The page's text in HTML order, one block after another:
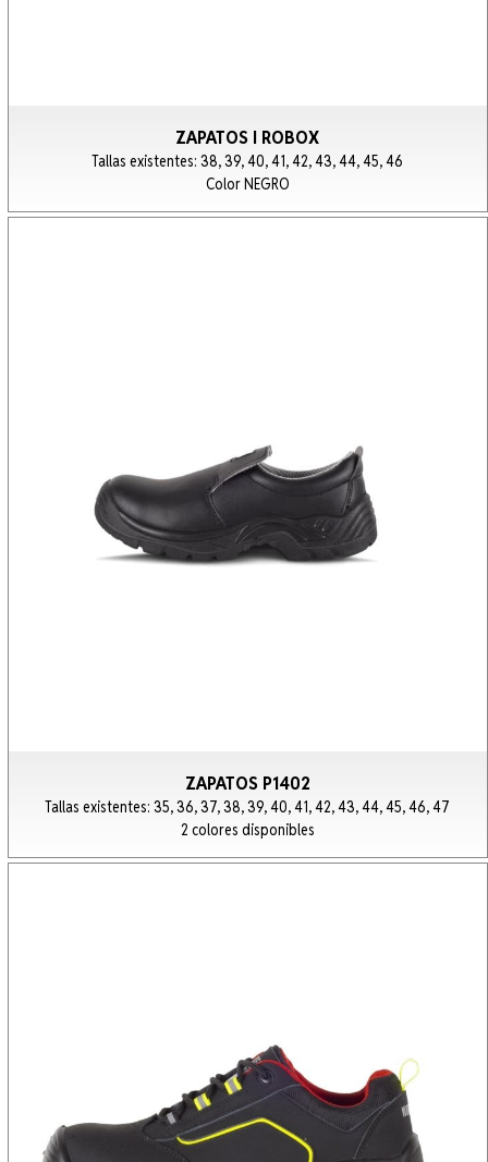
ZAPATOS I ROBOX
Tallas existentes: 38, 39, 40, 41, 42, 43, 44, 45, 46
Color NEGRO
ZAPATOS P1402
Tallas existentes: 35, 36, 37, 38, 39, 40, 41, 42, 43, 44, 45, 46, 47
2 colores disponibles